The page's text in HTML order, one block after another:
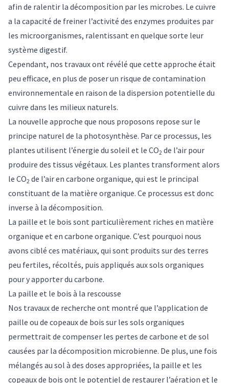
afin de ralentir la décomposition par les microbes. Le cuivre
a la capacité de freiner l’activité des enzymes produites par
les microorganismes, ralentissant en quelque sorte leur
système digestif.
Cependant, nos travaux ont révélé que cette approche était
peu efficace, en plus de poser un risque de contamination
environnementale en raison de la dispersion potentielle du
cuivre dans les milieux naturels.
La nouvelle approche que nous proposons repose sur le
principe naturel de la photosynthèse. Par ce processus, les
plantes utilisent l’énergie du soleil et le CO2 de l’air pour
produire des tissus végétaux. Les plantes transforment alors
le CO2 de l’air en carbone organique, qui est le principal
constituant de la matière organique. Ce processus est donc
inverse à la décomposition.
La paille et le bois sont particulièrement riches en matière
organique et en carbone organique. C’est pourquoi nous
avons ciblé ces matériaux, qui sont produits sur des terres
peu fertiles, récoltés, puis appliqués aux sols organiques
pour y apporter du carbone.
La paille et le bois à la rescousse
Nos travaux de recherche ont montré que l’application de
paille ou de copeaux de bois sur les sols organiques
permettrait de compenser les pertes de carbone et de sol
causées par la décomposition microbienne. De plus, une fois
mélangés au sol à des doses appropriées, la paille et les
copeaux de bois ont le potentiel de restaurer l’aération et le